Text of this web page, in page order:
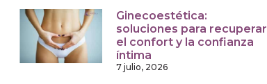
Ginecoestética:
soluciones para recuperar
el confort y la confianza
íntima
7 julio, 2026